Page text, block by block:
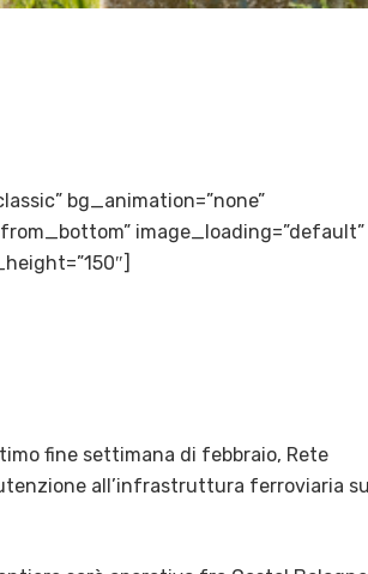
bg_animation=”none”
image_loading=”default”
fine settimana di febbraio, Rete
all’infrastruttura ferroviaria